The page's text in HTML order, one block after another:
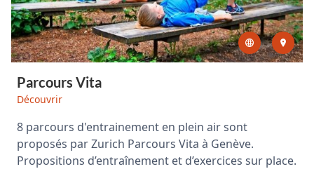
Parcours Vita
Découvrir
8 parcours d'entrainement en plein air sont
proposés par Zurich Parcours Vita à Genève.
Propositions d’entraînement et d’exercices sur place.